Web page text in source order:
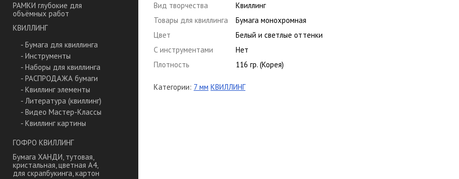
РАМКИ глубокие для
объёмных работ
КВИЛЛИНГ
- Бумага для квиллинга
- Инструменты
- Наборы для квиллинга
- РАСПРОДАЖА бумаги
- Квиллинг элементы
- Литература (квиллинг)
- Видео Мастер-Классы
- Квиллинг картины
ГОФРО КВИЛЛИНГ
Бумага ХАНДИ, тутовая,
кристальная, цветная А4,
для скрапбукинга, картон
Вид творчества
Квиллинг
Товары для квиллинга
Бумага монохромная
Цвет
Белый и светлые оттенки
С инструментами
Нет
Плотность
116 гр. (Корея)
Категории: 7 мм КВИЛЛИНГ